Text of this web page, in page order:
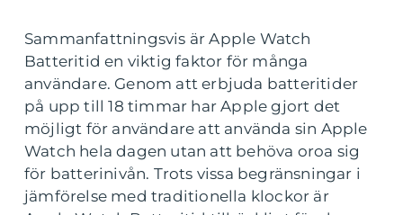
Sammanfattningsvis är Apple Watch
Batteritid en viktig faktor för många
användare. Genom att erbjuda batteritider
på upp till 18 timmar har Apple gjort det
möjligt för användare att använda sin Apple
Watch hela dagen utan att behöva oroa sig
för batterinivån. Trots vissa begränsningar i
jämförelse med traditionella klockor är